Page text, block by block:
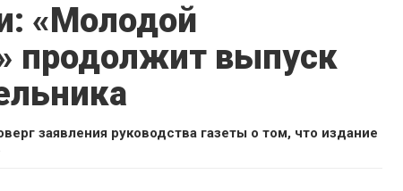
«Молодой
продолжит выпуск
заявления руководства газеты о том, что издание